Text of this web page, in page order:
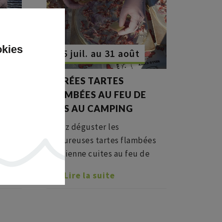
Du 05 juil. au 31 août
SOIRÉES TARTES
FLAMBÉES AU FEU DE
BOIS AU CAMPING
Venez déguster les
savoureuses tartes flambées
alsacienne cuites au feu de
verdoyant du camping du
Lire la suite